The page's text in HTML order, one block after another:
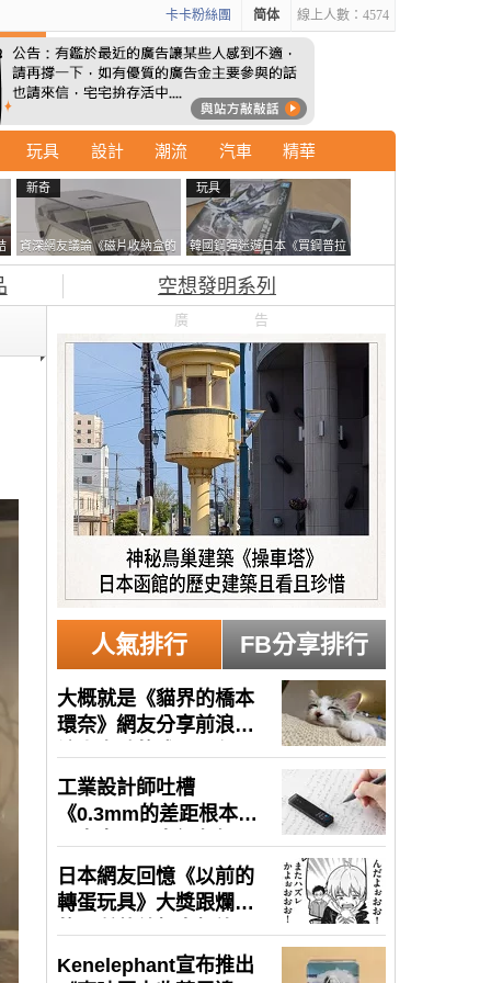
線上人數：4574
简体
卡卡粉絲團
玩具 設計 潮流 汽車 精華
新奇
資深網友議論《磁片收納盒的
鎖有什麼用》想偷的話整盒拿
玩具
韓國鋼彈迷遊日本《買鋼普拉
塞不進行李箱》網友們集思廣
益提供解方了……
空想發明系列
廣告
人氣排行 FB分享排行